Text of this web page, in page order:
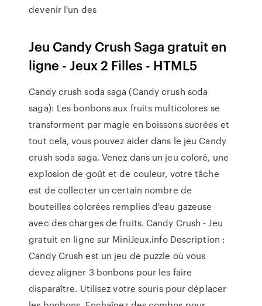
devenir l'un des
Jeu Candy Crush Saga gratuit en
ligne - Jeux 2 Filles - HTML5
Candy crush soda saga (Candy crush soda
saga): Les bonbons aux fruits multicolores se
transforment par magie en boissons sucrées et
tout cela, vous pouvez aider dans le jeu Candy
crush soda saga. Venez dans un jeu coloré, une
explosion de goût et de couleur, votre tâche
est de collecter un certain nombre de
bouteilles colorées remplies d'eau gazeuse
avec des charges de fruits. Candy Crush - Jeu
gratuit en ligne sur MiniJeux.info Description :
Candy Crush est un jeu de puzzle où vous
devez aligner 3 bonbons pour les faire
disparaître. Utilisez votre souris pour déplacer